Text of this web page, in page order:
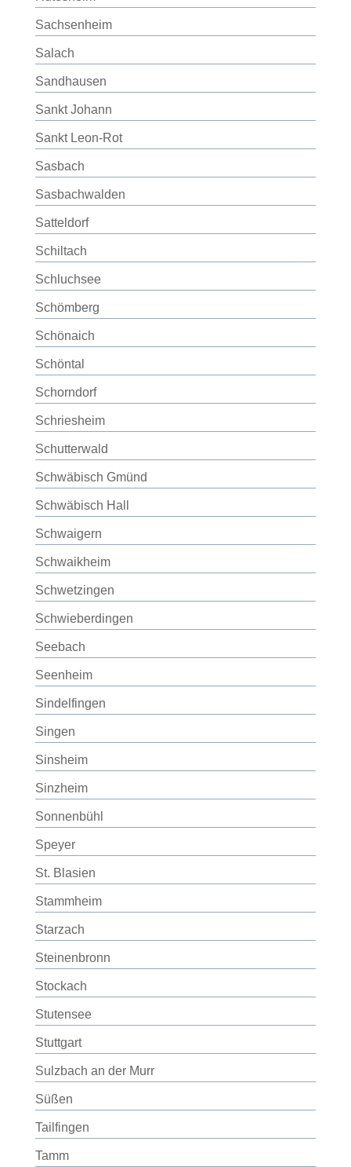
Sachsenheim
Salach
Sandhausen
Sankt Johann
Sankt Leon-Rot
Sasbach
Sasbachwalden
Satteldorf
Schiltach
Schluchsee
Schömberg
Schönaich
Schöntal
Schorndorf
Schriesheim
Schutterwald
Schwäbisch Gmünd
Schwäbisch Hall
Schwaigern
Schwaikheim
Schwetzingen
Schwieberdingen
Seebach
Seenheim
Sindelfingen
Singen
Sinsheim
Sinzheim
Sonnenbühl
Speyer
St. Blasien
Stammheim
Starzach
Steinenbronn
Stockach
Stutensee
Stuttgart
Sulzbach an der Murr
Süßen
Tailfingen
Tamm